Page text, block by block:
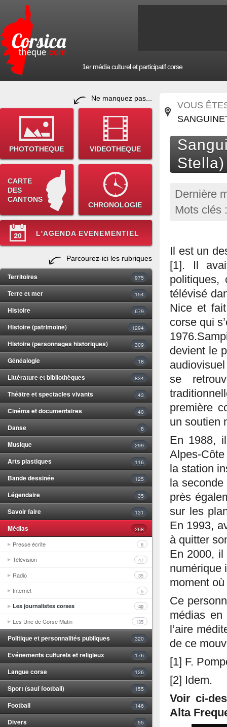
1er média culturel et participatif corse
Ne manquez pas...
PHOTOTHEQUE VIDEOTHEQUE
CARTE
DES
CANTONS
CHRONOLOGIE
L'AGENDA EVENEMENTIEL
Parcourez-ici les rubriques
Territoires 975
Terre et mer 154
Histoire 679
Histoire (patrimoine) 1294
Histoire (personnages historiques) 309
Généalogie 18
Littérature et bibliothèques 834
Théâtre et spectacles vivants 43
Cinéma et documentaires 40
Danse 8
Musique 299
Arts plastiques 116
Bande dessinée 125
Légendaire 35
Savoir faire 131
Médias 268
Presse écrite 6
Télévision 47
Radio 35
Internet 5
Les journalistes corses 40
Les Une de Corse Matin 135
Politique et personnalités publiques 320
Evénements culturels et religieux 176
Langue corse 126
Sport (sauf football) 155
Football 146
Divers 55
VOUS
Stella)
Dernière
Mots clés
Il est un
[1]. Il
politiques,
télévisé
Nice et
corse qui
devient le
se
première
un soutien
En 1988,
Alpes-
la station
la
près
sur les
En 1993,
à quitter
En 2000, il
numérique
moment
Ce
médias en
l’aire
de ce
[1] F.
[2] Idem.
Voir ci-
Alta